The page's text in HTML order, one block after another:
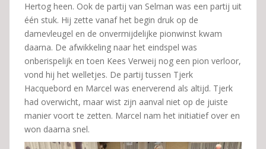
Hertog heen. Ook de partij van Selman was een partij uit
één stuk. Hij zette vanaf het begin druk op de
damevleugel en de onvermijdelijke pionwinst kwam
daarna. De afwikkeling naar het eindspel was
onberispelijk en toen Kees Verweij nog een pion verloor,
vond hij het welletjes. De partij tussen Tjerk
Hacquebord en Marcel was enerverend als altijd. Tjerk
had overwicht, maar wist zijn aanval niet op de juiste
manier voort te zetten. Marcel nam het initiatief over en
won daarna snel.